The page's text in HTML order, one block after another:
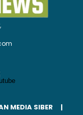
MEDIA SIBER